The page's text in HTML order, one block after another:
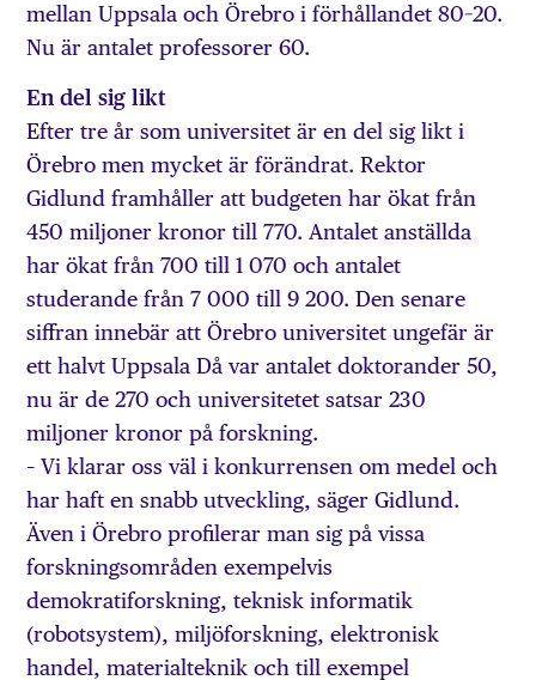
mellan Uppsala och Örebro i förhållandet 80–20.
Nu är antalet professorer 60.
En del sig likt
Efter tre år som universitet är en del sig likt i
Örebro men mycket är förändrat. Rektor
Gidlund framhåller att budgeten har ökat från
450 miljoner kronor till 770. Antalet anställda
har ökat från 700 till 1 070 och antalet
studerande från 7 000 till 9 200. Den senare
siffran innebär att Örebro universitet ungefär är
ett halvt Uppsala Då var antalet doktorander 50,
nu är de 270 och universitetet satsar 230
miljoner kronor på forskning.
– Vi klarar oss väl i konkurrensen om medel och
har haft en snabb utveckling, säger Gidlund.
Även i Örebro profilerar man sig på vissa
forskningsområden exempelvis
demokratiforskning, teknisk informatik
(robotsystem), miljöforskning, elektronisk
handel, materialteknik och till exempel